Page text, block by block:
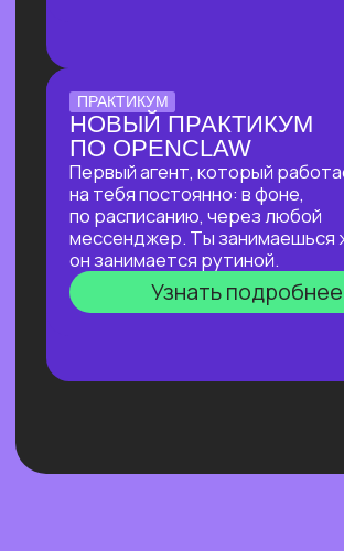
ОТКРЫТАЯ ЛЕКЦИЯ
ИИ ДЛЯ РУКОВОДИТЕЛЯ:
КАК ОСВОБОДИТЬ 10+
ЧАСОВ В НЕДЕЛЮ
И ПОВЫСИТЬ
ЭФФЕКТИВНОСТЬ
КОМАНДЫ?
И перейти от «Мне не хватает времени
разобраться с ИИ» к «Часть вопросов
и процессов закрывает ИИ»
Узнать подробнее
Покажем ИИ-контекстолога, который